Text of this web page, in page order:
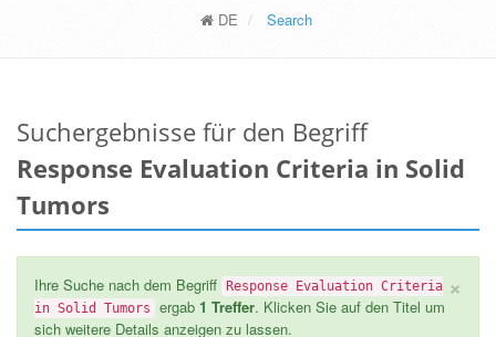
DE Search
Suchergebnisse für den Begriff
Response Evaluation Criteria in Solid
Tumors
×
Ihre Suche nach dem Begriff Response Evaluation Criteria
in Solid Tumors
ergab 1 Treffer. Klicken Sie auf den Titel um
sich weitere Details anzeigen zu lassen.